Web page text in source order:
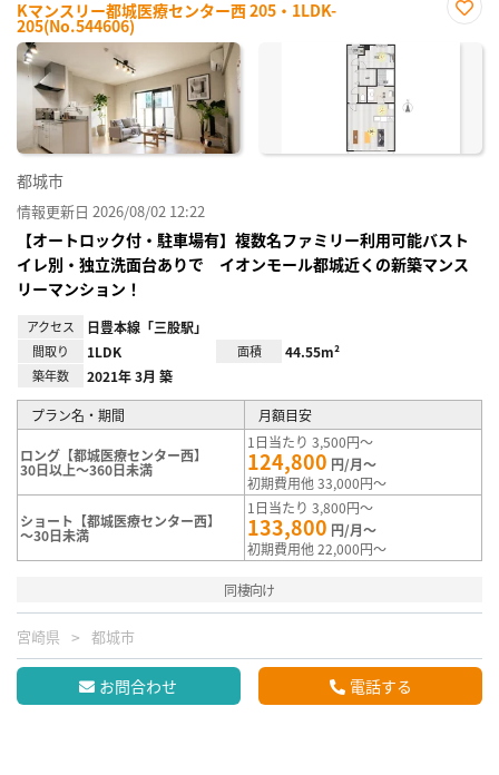
Kマンスリー都城医療センター西 205・1LDK-
205(No.544606)
に入
都城市
情報更新日 2026/08/02 12:22
【オートロック付・駐車場有】複数名ファミリー利用可能バスト
イレ別・独立洗面台ありで イオンモール都城近くの新築マンス
リーマンション！
アクセス 日豊本線「三股駅」
間取り 1LDK 面積 44.55m²
築年数 2021年 3月 築
プラン名・期間 月額目安
ロング【都城医療センター西】
30日以上～360日未満
1日当たり 3,500円～
124,800 円/月～
初期費用他 33,000円～
ショート【都城医療センター西】
～30日未満
1日当たり 3,800円～
133,800 円/月～
初期費用他 22,000円～
同棲向け
宮崎県 都城市
お問合わせ 電話する